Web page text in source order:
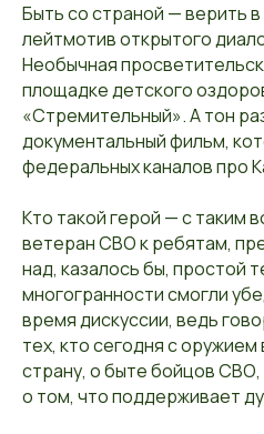
Быть со страной — верить
лейтмотив открытого
Необычная
площадке детского
«Стремительный». А тон
документальный фильм,
федеральных каналов про
Кто такой герой — с таким
ветеран СВО к ребятам,
над, казалось бы, простой
многогранности смогли
время дискуссии, ведь
тех, кто сегодня с
страну, о быте бойцов
о том, что поддерживает